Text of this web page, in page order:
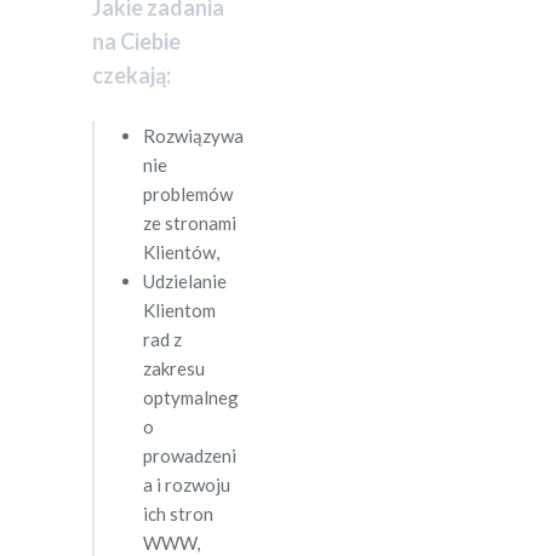
Jakie zadania
na Ciebie
czekają:
Rozwiązywa
nie
problemów
ze stronami
Klientów,
Udzielanie
Klientom
rad z
zakresu
optymalneg
o
prowadzeni
a i rozwoju
ich stron
WWW,